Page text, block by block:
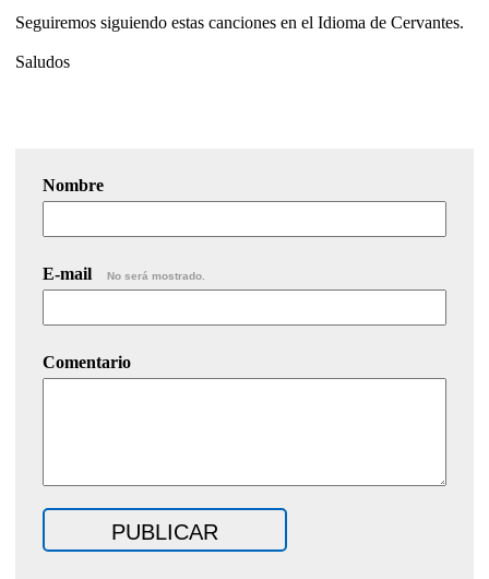
Seguiremos siguiendo estas canciones en el Idioma de Cervantes.
Saludos
Nombre
E-mail No será mostrado.
Comentario